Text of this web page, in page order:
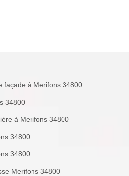
façade à Merifons 34800
34800
à Merifons 34800
34800
34800
Merifons 34800